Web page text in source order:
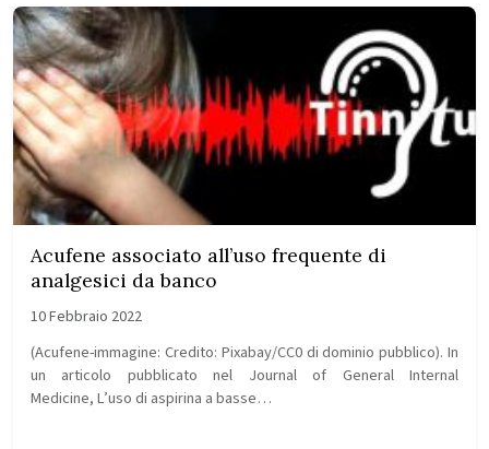
Acufene associato all’uso frequente di
analgesici da banco
10 Febbraio 2022
(Acufene-immagine: Credito: Pixabay/CC0 di dominio pubblico). In
un articolo pubblicato nel Journal of General Internal
Medicine, L’uso di aspirina a basse…